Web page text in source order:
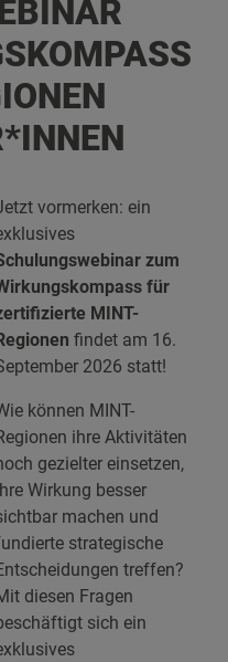
vormerken: ein
zum
für
MINT-
findet am 16.
2026 statt!
können MINT-
ihre Aktivitäten
gezielter einsetzen,
Wirkung besser
machen und
strategische
treffen?
diesen Fragen
sich ein